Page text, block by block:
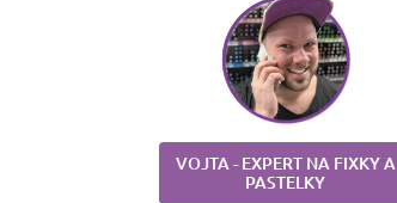
VOJTA - EXPERT NA FIXKY A
PASTELKY